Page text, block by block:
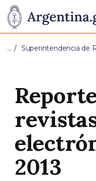
Presidencia
de
Nación
Pasar al contenido
… Superintendencia de
2013